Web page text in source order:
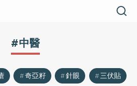
#中醫
奇亞籽 針眼
三伏貼